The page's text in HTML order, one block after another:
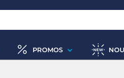
PROMOS